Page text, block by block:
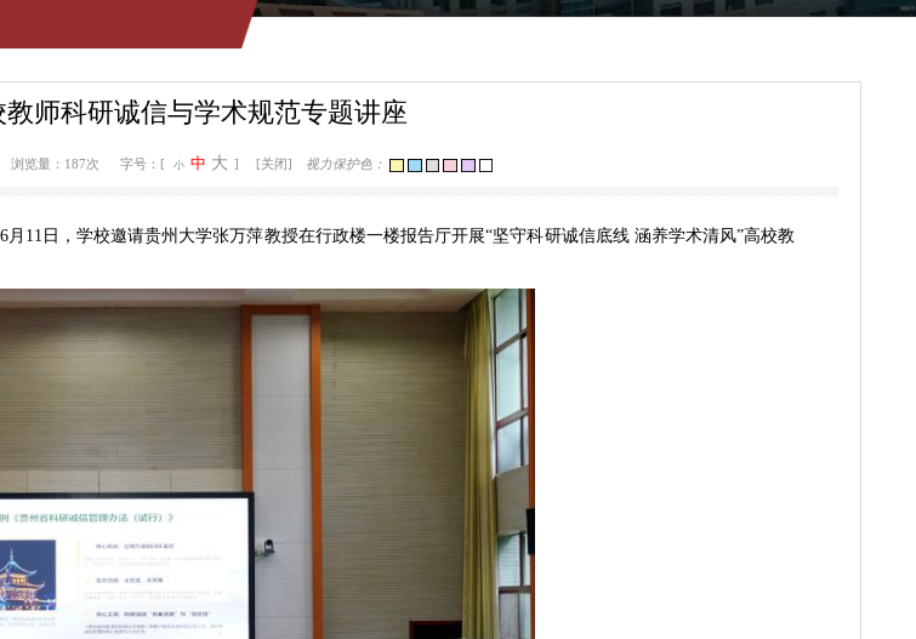
马克思主义学院 校园VR
高校教师科研诚信与学术规范专题讲座
者：李利利 浏览量：187次 字号：[ 小 中 大 ] [关闭] 视力保护色：
清风，6月11日，学校邀请贵州大学张万萍教授在行政楼一楼报告厅开展“坚守科研诚信底线 涵养学术清风